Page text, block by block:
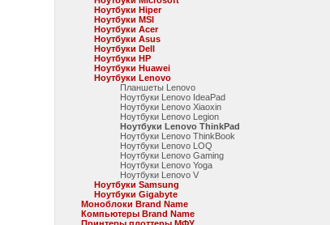
Ноутбуки Hiper
Ноутбуки MSI
Ноутбуки Acer
Ноутбуки Asus
Ноутбуки Dell
Ноутбуки HP
Ноутбуки Huawei
Ноутбуки Lenovo
Планшеты Lenovo
Ноутбуки Lenovo IdeaPad
Ноутбуки Lenovo Xiaoxin
Ноутбуки Lenovo Legion
Ноутбуки Lenovo ThinkPad
Ноутбуки Lenovo ThinkBook
Ноутбуки Lenovo LOQ
Ноутбуки Lenovo Gaming
Ноутбуки Lenovo Yoga
Ноутбуки Lenovo V
Ноутбуки Samsung
Ноутбуки Gigabyte
Моноблоки Brand Name
Компьютеры Brand Name